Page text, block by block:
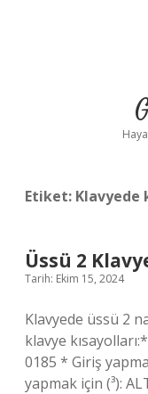
Etiket: Klavyede
Üssü 2
Tarih: Ekim 15, 2024
Klavyede üssü 2
klavye
0185 * Giriş
yapmak için (³):